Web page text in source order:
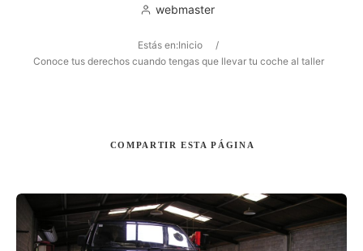
Buscar
webmaster
Estás en:Inicio
/
Conoce tus derechos cuando tengas que llevar tu coche al taller
COMPARTIR ESTA PÁGINA